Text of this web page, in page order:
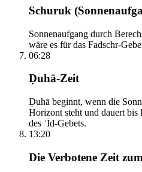
Schuruk
Sonnenaufgang durch
wäre es für das Fadschr-
06:28
Ḍuhā-Zeit
Ḍuhā beginnt, wenn die
Horizont steht und dauert bis
des ʿĪd-Gebets.
13:20
Die Verbotene Zeit